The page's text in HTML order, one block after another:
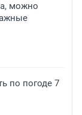
можно
по погоде 7